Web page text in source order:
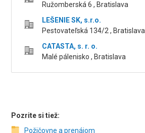
Ružomberská 6 , Bratislava
LEŠENIE SK, s.r.o.
Pestovateľská 134/2 , Bratislava
CATASTA, s. r. o.
Malé pálenisko , Bratislava
Pozrite si tiež:
Požičovne a prenájom